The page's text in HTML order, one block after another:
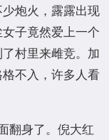
炮火，露露出现
子竟然爱上一个
村里来雌竞。加
不入，许多人看
翻身了。倪大红